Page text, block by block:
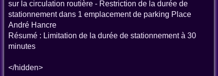
sur la circulation routière - Restriction de la durée de
stationnement dans 1 emplacement de parking Place
André Hancre
Résumé : Limitation de la durée de stationnement à 30
minutes
</hidden>